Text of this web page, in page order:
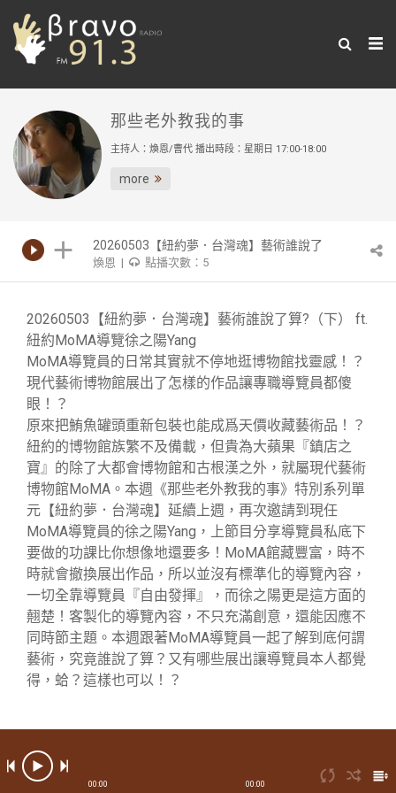
那些老外教我的事
主持人：煥恩/曹代 播出時段：星期日 17:00-18:00
more
00:00 00:00
20260503【紐約夢．台灣魂】藝術誰說了
算?（下） ft. 紐約MoMA導覽徐之陽Yang
煥恩 | 點播次數：5
20260503【紐約夢．台灣魂】藝術誰說了算?（下） ft.
紐約MoMA導覽徐之陽Yang
MoMA導覽員的日常其實就不停地逛博物館找靈感！？
現代藝術博物館展出了怎樣的作品讓專職導覽員都傻
眼！？
原來把鮪魚罐頭重新包裝也能成爲天價收藏藝術品！？
紐約的博物館族繁不及備載，但貴為大蘋果『鎮店之
寶』的除了大都會博物館和古根漢之外，就屬現代藝術
博物館MoMA。本週《那些老外教我的事》特別系列單
元【紐約夢．台灣魂】延續上週，再次邀請到現任
MoMA導覽員的徐之陽Yang，上節目分享導覽員私底下
要做的功課比你想像地還要多！MoMA館藏豐富，時不
時就會撤換展出作品，所以並沒有標準化的導覽內容，
一切全靠導覽員『自由發揮』，而徐之陽更是這方面的
翹楚！客製化的導覽內容，不只充滿創意，還能因應不
同時節主題。本週跟著MoMA導覽員一起了解到底何謂
藝術，究竟誰說了算？又有哪些展出讓導覽員本人都覺
得，蛤？這樣也可以！？